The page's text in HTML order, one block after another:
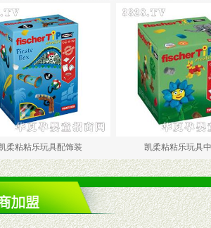
乐玩具配饰装 凯柔粘粘乐玩具中号装